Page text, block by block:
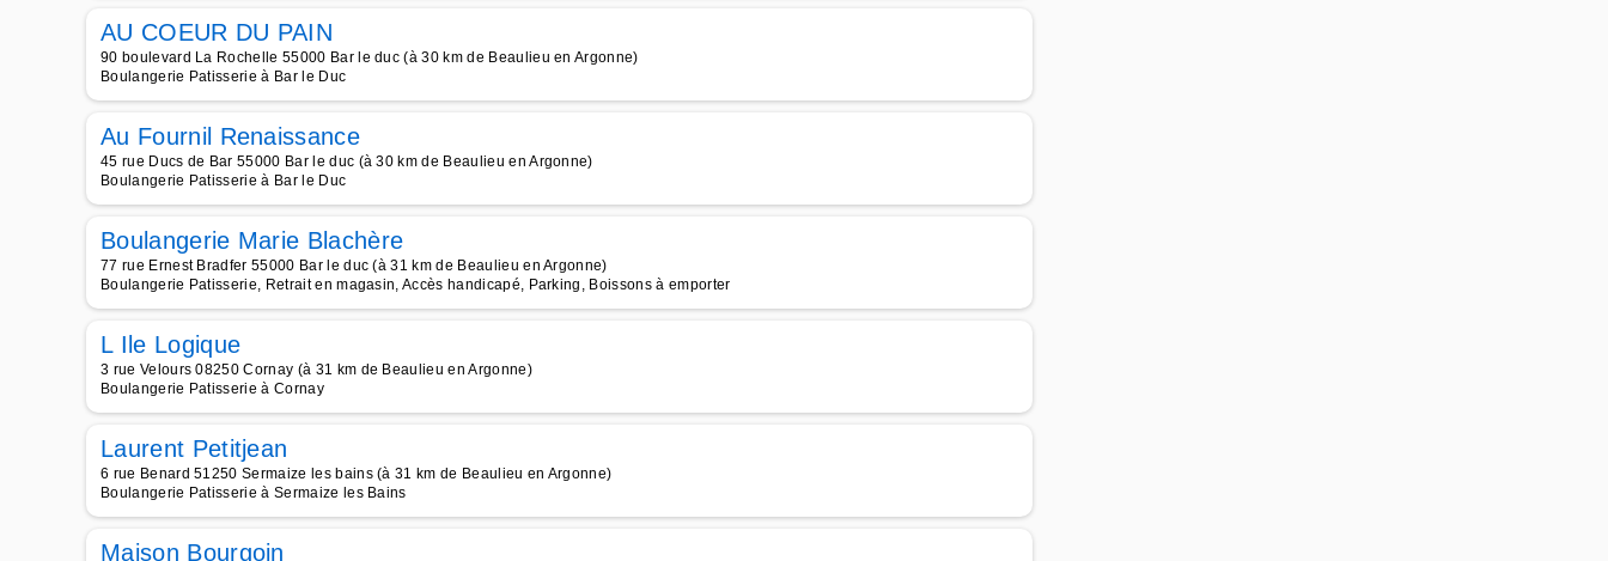
AU COEUR DU PAIN
90 boulevard La Rochelle 55000 Bar le duc (à 30 km de Beaulieu en Argonne)
Boulangerie Patisserie à Bar le Duc
Au Fournil Renaissance
45 rue Ducs de Bar 55000 Bar le duc (à 30 km de Beaulieu en Argonne)
Boulangerie Patisserie à Bar le Duc
Boulangerie Marie Blachère
77 rue Ernest Bradfer 55000 Bar le duc (à 31 km de Beaulieu en Argonne)
Boulangerie Patisserie, Retrait en magasin, Accès handicapé, Parking, Boissons à emporter
L Ile Logique
3 rue Velours 08250 Cornay (à 31 km de Beaulieu en Argonne)
Boulangerie Patisserie à Cornay
Laurent Petitjean
6 rue Benard 51250 Sermaize les bains (à 31 km de Beaulieu en Argonne)
Boulangerie Patisserie à Sermaize les Bains
Maison Bourgoin